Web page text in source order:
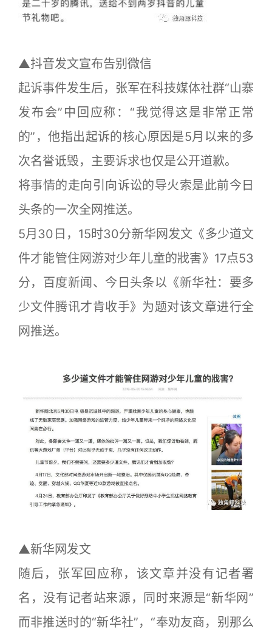
▲抖音发文宣布告别微信
起诉事件发生后，张军在科技媒体社群“山寨
发布会”中回应称：“我觉得这是非常正常
的”，他指出起诉的核心原因是5月以来的多
次名誉诋毁，主要诉求也仅是公开道歉。
将事情的走向引向诉讼的导火索是此前今日
头条的一次全网推送。
5月30日，15时30分新华网发文《多少道文
件才能管住网游对少年儿童的戕害》17点53
分，百度新闻、今日头条以《新华社：要多
少文件腾讯才肯收手》为题对该文章进行全
网推送。
▲新华网发文
随后，张军回应称，该文章并没有记者署
名，没有记者站来源，同时来源是“新华网”
而非推送时的“新华社”，“奉劝友商，别那么